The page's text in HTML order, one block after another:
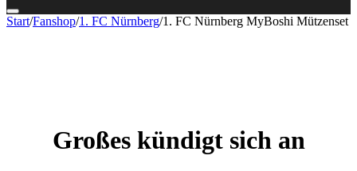
Start/Fanshop/1. FC Nürnberg/1. FC Nürnberg MyBoshi Mützenset
Großes kündigt sich an